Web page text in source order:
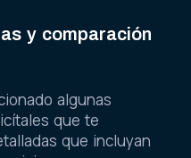
y comparación
algunas
que te
que incluyan